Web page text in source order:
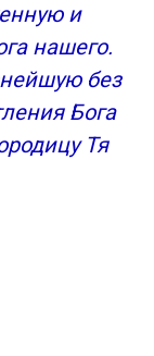
и
нашего.
без
Бога
Тя